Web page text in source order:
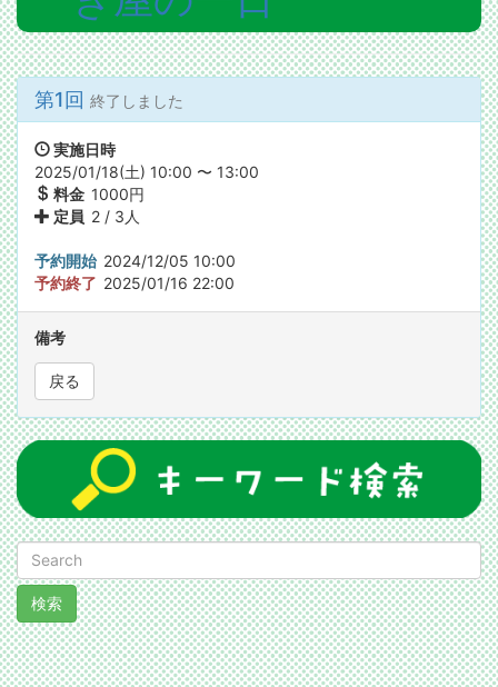
第1回 終了しました
実施日時
2025/01/18(土) 10:00 〜 13:00
料金 1000円
定員 2 / 3人
予約開始 2024/12/05 10:00
予約終了 2025/01/16 22:00
備考
戻る
検索